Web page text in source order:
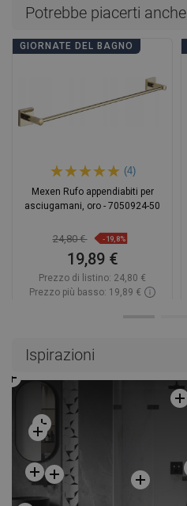
Potrebbe piacerti anche
GIORNATE DEL BAGNO
(4)
Mexen Rufo appendiabiti per
asciugamani, oro - 7050924-50
24,80 € -19,8%
19,89 €
Prezzo di listino: 24,80 €
Prezzo più basso: 19,89 €
Ispirazioni